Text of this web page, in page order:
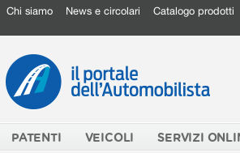
Chi siamo News e circolari Catalogo prodotti
PATENTI VEICOLI SERVIZI